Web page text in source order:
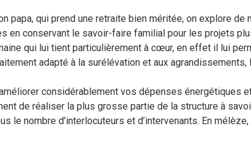
papa, qui prend une retraite bien méritée, on explore
en conservant le savoir-faire familial pour les projets
qui lui tient particulièrement à cœur, en effet il lui
adapté à la surélévation et aux
considérablement vos dépenses énergétiques
de réaliser la plus grosse partie de la structure à
le nombre d’interlocuteurs et d’intervenants. En